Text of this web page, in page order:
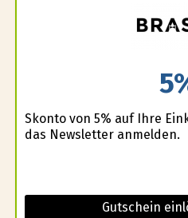
Skonto von 5% auf Ihre
das Newsletter anmelden.
Gutschein